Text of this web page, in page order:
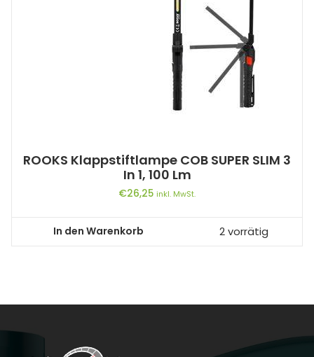
ROOKS Klappstiftlampe COB SUPER SLIM 3
In 1, 100 Lm
€26,25 inkl. MwSt.
In den Warenkorb 2 vorrätig